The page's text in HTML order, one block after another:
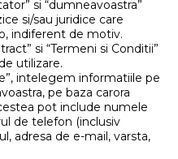
si “dumneavoastra”
si/sau juridice care
indiferent de motiv.
si “Termeni si Conditii”
utilizare.
intelegem informatiile pe
pe baza carora
pot include numele
de telefon (inclusiv
adresa de e-mail, varsta,